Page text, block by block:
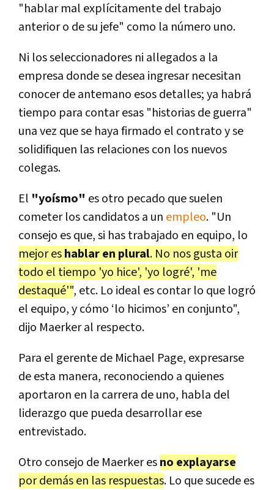
"hablar mal explícitamente del trabajo
anterior o de su jefe" como la número uno.
Ni los seleccionadores ni allegados a la
empresa donde se desea ingresar necesitan
conocer de antemano esos detalles; ya habrá
tiempo para contar esas "historias de guerra"
una vez que se haya firmado el contrato y se
solidifiquen las relaciones con los nuevos
colegas.
El "yoísmo" es otro pecado que suelen
cometer los candidatos a un empleo. "Un
consejo es que, si has trabajado en equipo, lo
mejor eshablar en plural. No nos gusta oir
todo el tiempo 'yo hice', 'yo logré', 'me
destaqué'", etc. Lo ideal es contar lo que logró
el equipo, y cómo ‘lo hicimos’ en conjunto",
dijo Maerker al respecto.
Para el gerente de Michael Page, expresarse
de esta manera, reconociendo a quienes
aportaron en la carrera de uno, habla del
liderazgo que pueda desarrollar ese
entrevistado.
Otro consejo de Maerker esno explayarse
por demás en las respuestas. Lo que sucede es